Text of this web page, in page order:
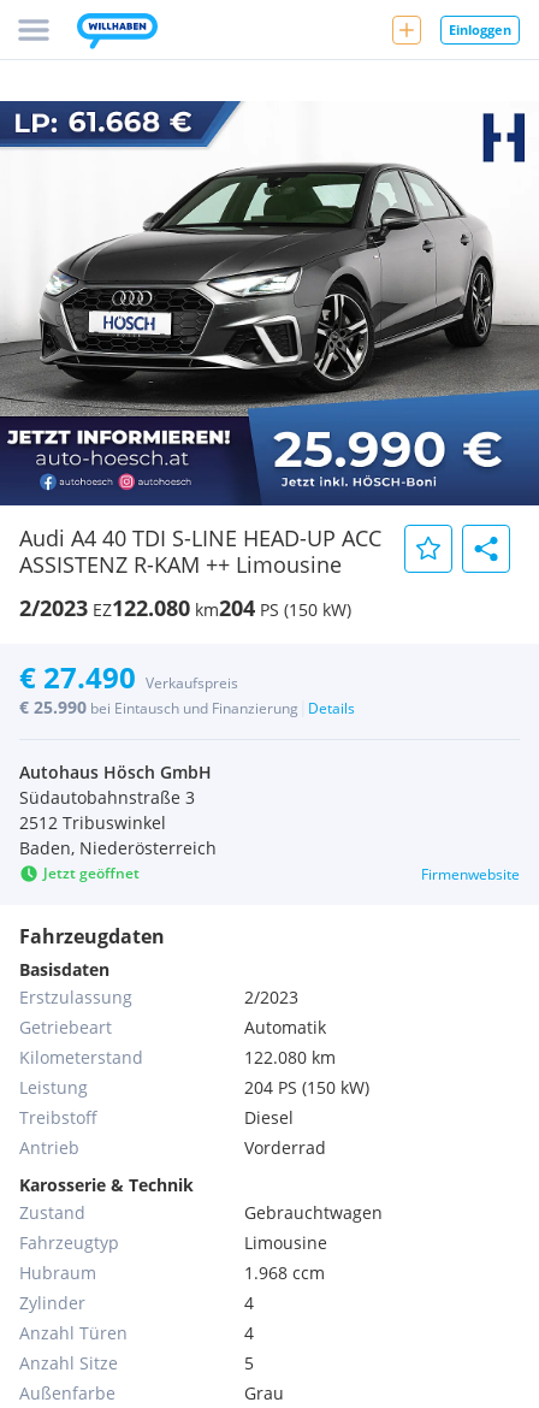
Einloggen
Audi A4 40 TDI S-LINE HEAD-UP ACC
ASSISTENZ R-KAM ++ Limousine
2/2023 EZ122.080 km204 PS (150 kW)
€ 27.490 Verkaufspreis
€ 25.990 bei Eintausch und Finanzierung Details
Autohaus Hösch GmbH
Südautobahnstraße 3
2512 Tribuswinkel
Baden, Niederösterreich
Jetzt geöffnet Firmenwebsite
Fahrzeugdaten
Basisdaten
Erstzulassung
2/2023
Getriebeart
Automatik
Kilometerstand
122.080 km
Leistung
204 PS (150 kW)
Treibstoff
Diesel
Antrieb
Vorderrad
Karosserie & Technik
Zustand
Gebrauchtwagen
Fahrzeugtyp
Limousine
Hubraum
1.968 ccm
Zylinder
4
Anzahl Türen
4
Anzahl Sitze
5
Außenfarbe
Grau